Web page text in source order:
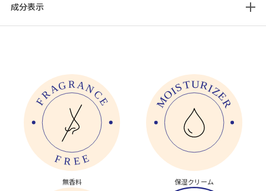
成分表示
無香料 保湿クリーム